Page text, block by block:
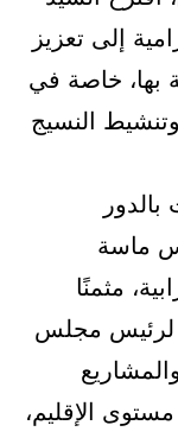
إلى تعزيز
بها، خاصة في
النسيج
ماسة
مثمنًا
لرئيس مجلس
الإقليم،